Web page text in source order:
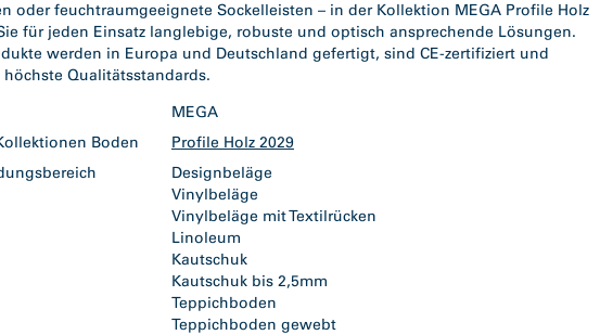
oder feuchtraumgeeignete Sockelleisten – in der Kollektion MEGA Profile Holz
für jeden Einsatz langlebige, robuste und optisch ansprechende Lösungen.
werden in Europa und Deutschland gefertigt, sind CE-zertifiziert und
Qualitätsstandards.
MEGA
Boden
Profile Holz 2029
Designbeläge
Vinylbeläge
Vinylbeläge mit Textilrücken
Linoleum
Kautschuk
Kautschuk bis 2,5mm
Teppichboden
Teppichboden gewebt